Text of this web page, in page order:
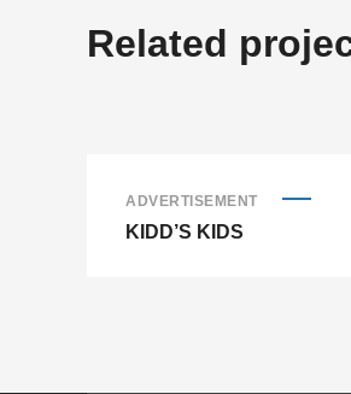
Related
ADVERTISEMENT
KIDD’S KIDS